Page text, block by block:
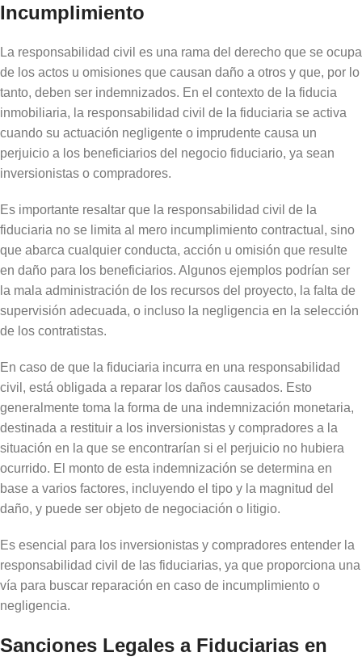
Incumplimiento
La responsabilidad civil es una rama del derecho que se ocupa
de los actos u omisiones que causan daño a otros y que, por lo
tanto, deben ser indemnizados. En el contexto de la fiducia
inmobiliaria, la responsabilidad civil de la fiduciaria se activa
cuando su actuación negligente o imprudente causa un
perjuicio a los beneficiarios del negocio fiduciario, ya sean
inversionistas o compradores.
Es importante resaltar que la responsabilidad civil de la
fiduciaria no se limita al mero incumplimiento contractual, sino
que abarca cualquier conducta, acción u omisión que resulte
en daño para los beneficiarios. Algunos ejemplos podrían ser
la mala administración de los recursos del proyecto, la falta de
supervisión adecuada, o incluso la negligencia en la selección
de los contratistas.
En caso de que la fiduciaria incurra en una responsabilidad
civil, está obligada a reparar los daños causados. Esto
generalmente toma la forma de una indemnización monetaria,
destinada a restituir a los inversionistas y compradores a la
situación en la que se encontrarían si el perjuicio no hubiera
ocurrido. El monto de esta indemnización se determina en
base a varios factores, incluyendo el tipo y la magnitud del
daño, y puede ser objeto de negociación o litigio.
Es esencial para los inversionistas y compradores entender la
responsabilidad civil de las fiduciarias, ya que proporciona una
vía para buscar reparación en caso de incumplimiento o
negligencia.
Sanciones Legales a Fiduciarias en